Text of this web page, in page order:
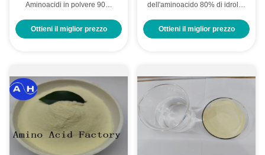
Aminoacidi in polvere 90%
Per la nutrizione biologica
delle piante
Ottieni il miglior prezzo
dell'aminoacido 80% di idrolisi
Ottieni il miglior prezzo